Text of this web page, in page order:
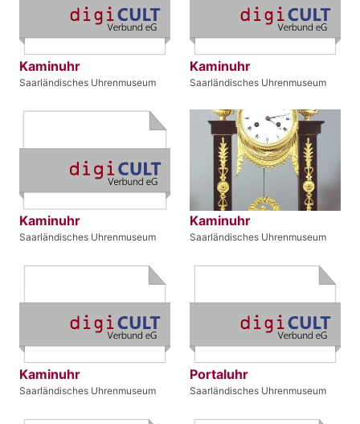
Kaminuhr
Saarländisches Uhrenmuseum
Kaminuhr
Saarländisches Uhrenmuseum
Kaminuhr
Saarländisches Uhrenmuseum
Kaminuhr
Saarländisches Uhrenmuseum
Kaminuhr
Saarländisches Uhrenmuseum
Portaluhr
Saarländisches Uhrenmuseum